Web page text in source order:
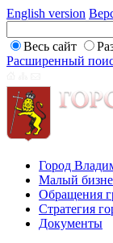
English version
Весь сайт
Расширенный
Город
Малый
Обращения
Стратегия
Документы